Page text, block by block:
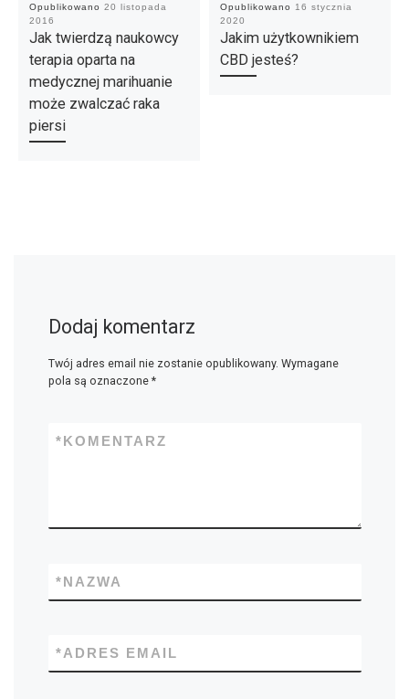
Opublikowano 20 listopada
2016
Jak twierdzą naukowcy
terapia oparta na
medycznej marihuanie
może zwalczać raka
piersi
Opublikowano
16 stycznia
2020
Jakim użytkownikiem
CBD jesteś?
Dodaj komentarz
Twój adres email nie zostanie opublikowany. Wymagane
pola są oznaczone *
KOMENTARZ
*
NAZWA
*
ADRES EMAIL
*